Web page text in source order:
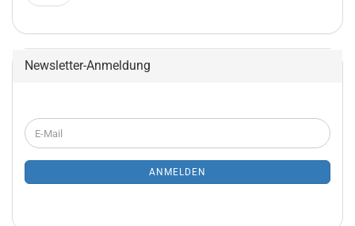
Newsletter-Anmeldung
WEITER
ZUR
ANMELDUNG
E-
Mail
ANMELDEN